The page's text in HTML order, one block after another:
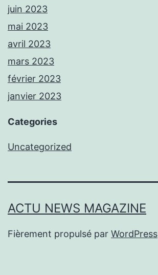
juin 2023
mai 2023
avril 2023
mars 2023
février 2023
janvier 2023
Categories
Uncategorized
ACTU NEWS MAGAZINE
Fièrement propulsé par WordPress